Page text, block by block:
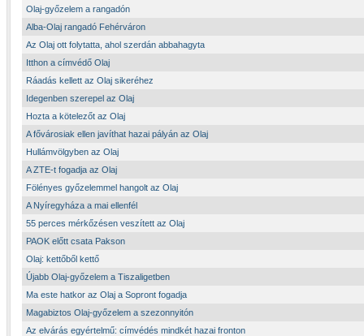
Olaj-győzelem a rangadón
Alba-Olaj rangadó Fehérváron
Az Olaj ott folytatta, ahol szerdán abbahagyta
Itthon a címvédő Olaj
Ráadás kellett az Olaj sikeréhez
Idegenben szerepel az Olaj
Hozta a kötelezőt az Olaj
A fővárosiak ellen javíthat hazai pályán az Olaj
Hullámvölgyben az Olaj
A ZTE-t fogadja az Olaj
Fölényes győzelemmel hangolt az Olaj
A Nyíregyháza a mai ellenfél
55 perces mérkőzésen veszített az Olaj
PAOK előtt csata Pakson
Olaj: kettőből kettő
Újabb Olaj-győzelem a Tiszaligetben
Ma este hatkor az Olaj a Sopront fogadja
Magabiztos Olaj-győzelem a szezonnyitón
Az elvárás egyértelmű: címvédés mindkét hazai fronton